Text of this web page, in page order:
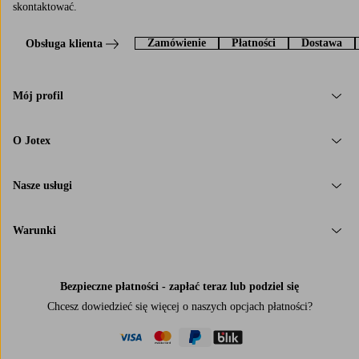
skontaktować.
Obsługa klienta Zamówienie Płatności Dostawa
Mój profil
O Jotex
Nasze usługi
Warunki
Bezpieczne płatności - zapłać teraz lub podziel się
Chcesz dowiedzieć się więcej o naszych opcjach płatności?